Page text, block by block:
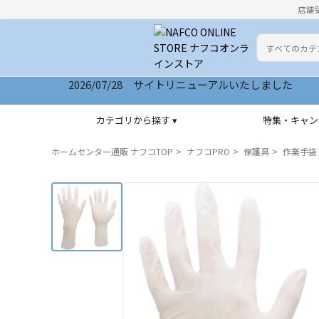
店舗
カテゴリ
検索キーワー
2026/07/28 サイトリニューアルいたしました
カテゴリから探す ▾ 特集・キャ
ホームセンター通販 ナフコTOP ナフコPRO 保護具 作業手袋